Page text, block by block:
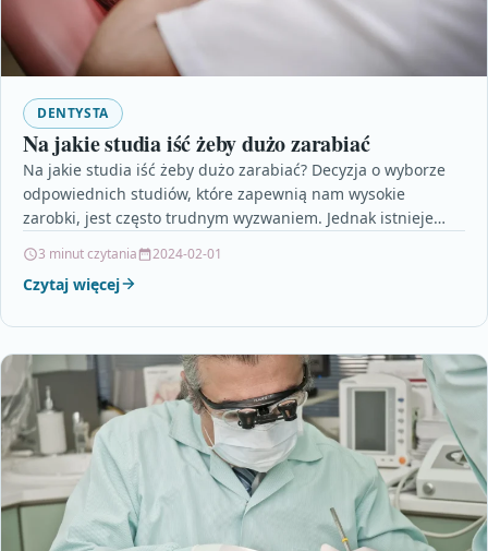
DENTYSTA
Na jakie studia iść żeby dużo zarabiać
Na jakie studia iść żeby dużo zarabiać? Decyzja o wyborze
odpowiednich studiów, które zapewnią nam wysokie
zarobki, jest często trudnym wyzwaniem. Jednak istnieje
3 minut czytania 2024-02-01
Czytaj więcej